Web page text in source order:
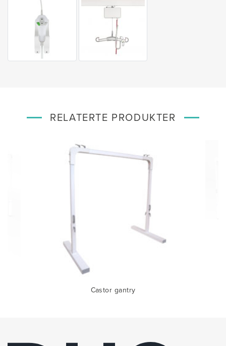
RELATERTE PRODUKTER
Castor gantry